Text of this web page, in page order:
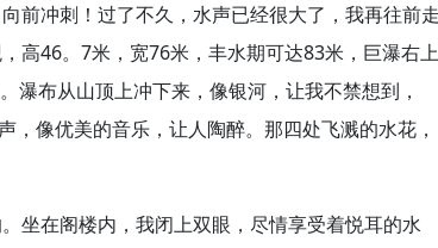
前冲刺！过了不久，水声已经很大了，我再往前
高46。7米，宽76米，丰水期可达83米，巨瀑右上
瀑布从山顶上冲下来，像银河，让我不禁想到，
，像优美的音乐，让人陶醉。那四处飞溅的水花，
坐在阁楼内，我闭上双眼，尽情享受着悦耳的水